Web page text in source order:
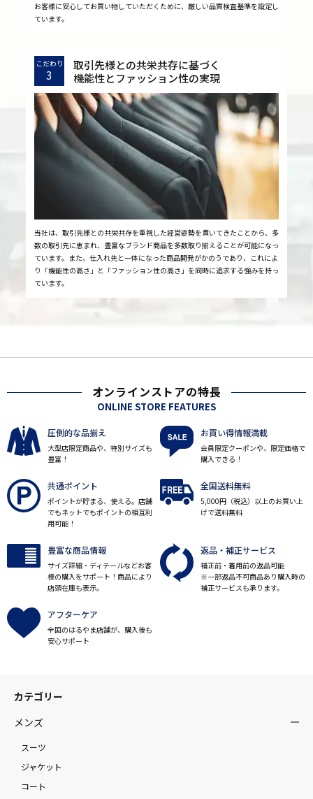
お客様に安心してお買い物していただくために、厳しい品質検査基準を設定し
ています。
こだわり
3
取引先様との共栄共存に基づく
機能性とファッション性の実現
当社は、取引先様との共栄共存を重視した経営姿勢を貫いてきたことから、多
数の取引先に恵まれ、豊富なブランド商品を多数取り揃えることが可能になっ
ています。また、仕入れ先と一体になった商品開発がかのうであり、これによ
り「機能性の高さ」と「ファッション性の高さ」を同時に追求する強みを持っ
ています。
オンラインストアの特長
ONLINE STORE FEATURES
圧倒的な品揃え
大型店限定商品や、特別サイズも
豊富！
お買い得情報満載
会員限定クーポンや、限定価格で
購入できる！
共通ポイント
ポイントが貯まる、使える。店舗
でもネットでもポイントの相互利
用可能！
全国送料無料
5,000円（税込）以上のお買い上
げで送料無料
豊富な商品情報
サイズ詳細・ディテールなどお客
様の購入をサポート！商品により
店頭在庫も表示。
返品・補正サービス
補正前・着用前の返品可能
※一部返品不可商品あり購入時の
補正サービスも承ります。
アフターケア
全国のはるやま店舗が、購入後も
安心サポート
カテゴリー
メンズ
スーツ
ジャケット
コート